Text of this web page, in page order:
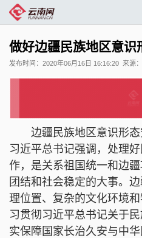
做好边疆民族地区意识
发布时间： 2020年06月16日 16:16:20 来源：
边疆民族地区意识形态
习近平总书记强调，处理
作，是关系祖国统一和边
团结和社会稳定的大事。
理位置、复杂的文化环境
习贯彻习近平总书记关于
实保障国家长治久安与中